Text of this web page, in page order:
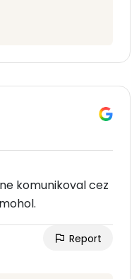
komunikoval cez
Report